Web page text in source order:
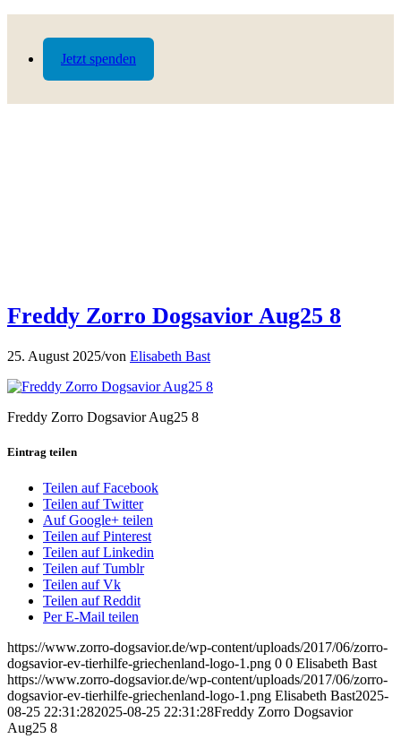
Jetzt spenden
Freddy Zorro Dogsavior Aug25 8
25. August 2025/von Elisabeth Bast
Freddy Zorro Dogsavior Aug25 8
Eintrag teilen
Teilen auf Facebook
Teilen auf Twitter
Auf Google+ teilen
Teilen auf Pinterest
Teilen auf Linkedin
Teilen auf Tumblr
Teilen auf Vk
Teilen auf Reddit
Per E-Mail teilen
https://www.zorro-dogsavior.de/wp-content/uploads/2017/06/zorro-
dogsavior-ev-tierhilfe-griechenland-logo-1.png 0 0 Elisabeth Bast
https://www.zorro-dogsavior.de/wp-content/uploads/2017/06/zorro-
dogsavior-ev-tierhilfe-griechenland-logo-1.png Elisabeth Bast2025-
08-25 22:31:282025-08-25 22:31:28Freddy Zorro Dogsavior
Aug25 8